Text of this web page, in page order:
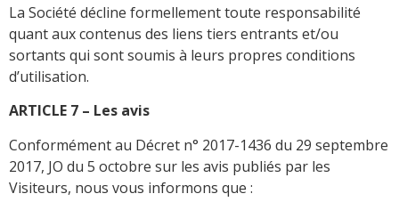
La Société décline formellement toute responsabilité
quant aux contenus des liens tiers entrants et/ou
sortants qui sont soumis à leurs propres conditions
d’utilisation.
ARTICLE 7 – Les avis
Conformément au Décret n° 2017-1436 du 29 septembre
2017, JO du 5 octobre sur les avis publiés par les
Visiteurs, nous vous informons que :